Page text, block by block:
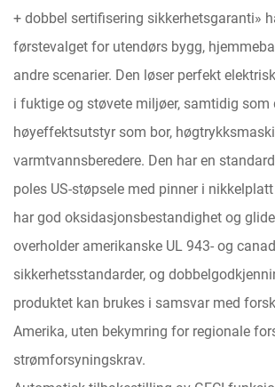
+ dobbel sertifisering sikkerhetsgaranti»
førstevalget for utendørs bygg,
andre scenarier. Den løser perfekt
i fuktige og støvete miljøer, samtidig som
høyeffektsutstyr som bor,
varmtvannsberedere. Den har en
poles US-støpsele med pinner i
har god oksidasjonsbestandighet og
overholder amerikanske UL 943- og
sikkerhetsstandarder, og
produktet kan brukes i samsvar med
Amerika, uten bekymring for regionale
strømforsyningskrav.